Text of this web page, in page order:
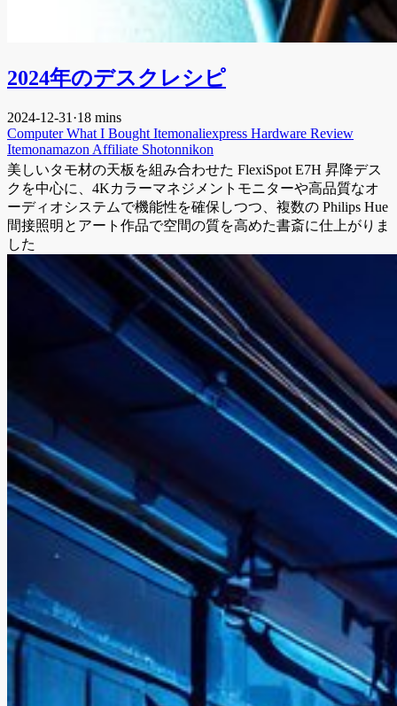
2024年のデスクレシピ
2024-12-31 ·18 mins
ComputerWhat I Bought Itemonaliexpress Hardware Review
Itemonamazon Affiliate Shotonnikon
美しいタモ材の天板を組み合わせた FlexiSpot E7H 昇降デス
クを中心に、4Kカラーマネジメントモニターや高品質なオ
ーディオシステムで機能性を確保しつつ、複数の Philips Hue
間接照明とアート作品で空間の質を高めた書斎に仕上がりま
した